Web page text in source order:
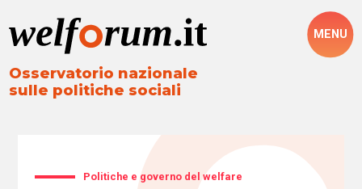
Osservatorio nazionale
sulle politiche sociali
MENU
Politiche e governo del welfare